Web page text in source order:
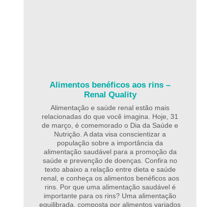
Alimentos benéficos aos rins –
Renal Quality
Alimentação e saúde renal estão mais
relacionadas do que você imagina. Hoje, 31
de março, é comemorado o Dia da Saúde e
Nutrição. A data visa conscientizar a
população sobre a importância da
alimentação saudável para a promoção da
saúde e prevenção de doenças. Confira no
texto abaixo a relação entre dieta e saúde
renal, e conheça os alimentos benéficos aos
rins. Por que uma alimentação saudável é
importante para os rins? Uma alimentação
equilibrada, composta por alimentos variados